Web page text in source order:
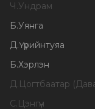
Ч.Ундрам
Б.Уянга
Д.Үүрийнтуяа
Б.Хэрлэн
Д.Цогтбаатар
С.Цэнгүүн